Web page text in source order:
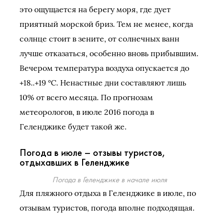
это ощущается на берегу моря, где дует
приятный морской бриз. Тем не менее, когда
солнце стоит в зените, от солнечных ванн
лучше отказаться, особенно вновь прибывшим.
Вечером температура воздуха опускается до
+18..+19 °C. Ненастные дни составляют лишь
10% от всего месяца. По прогнозам
метеорологов, в июле 2016 погода в
Геленджике будет такой же.
Погода в июле – отзывы туристов,
отдыхавших в Геленджике
Погода в Геленджике в начале июля
Для пляжного отдыха в Геленджике в июле, по
отзывам туристов, погода вполне подходящая.